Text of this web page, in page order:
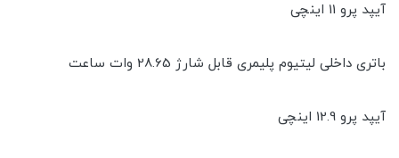
آیپد پرو 11 اینچی
باتری داخلی لیتیوم پلیمری قابل شارژ 28.65 وات ساعت
آیپد پرو 12.9 اینچی